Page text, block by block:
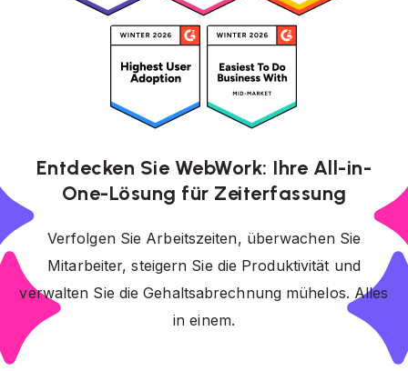
Entdecken Sie WebWork: Ihre All-in-
One-Lösung für Zeiterfassung
Verfolgen Sie Arbeitszeiten, überwachen Sie
Mitarbeiter, steigern Sie die Produktivität und
verwalten Sie die Gehaltsabrechnung mühelos. Alles
in einem.